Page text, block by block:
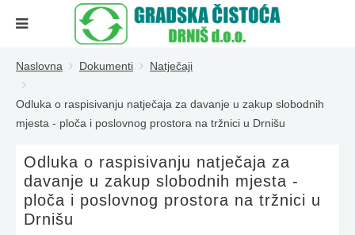
Naslovna Dokumenti Natječaji
Odluka o raspisivanju natječaja za davanje u zakup slobodnih
mjesta - ploča i poslovnog prostora na tržnici u Drnišu
Odluka o raspisivanju natječaja za
davanje u zakup slobodnih mjesta -
ploča i poslovnog prostora na tržnici u
Drnišu